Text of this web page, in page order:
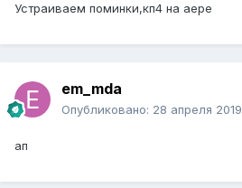
Устраиваем поминки,кп4 на аере
em_mda
Опубликовано: 28 апреля 2019
ап